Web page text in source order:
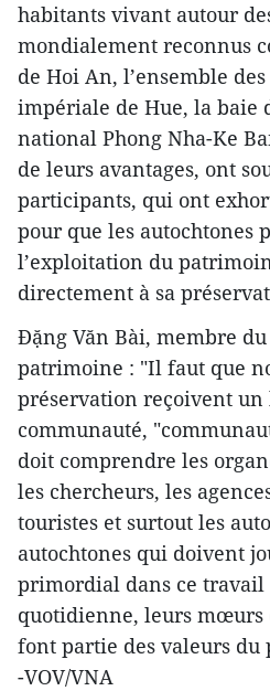
habitants vivant autour
mondialement reconnus
de Hoi An, l’ensemble
impériale de Hue, la baie
national Phong Nha-Ke
de leurs avantages, ont
participants, qui ont
pour que les autochtones
l’exploitation du
directement à sa
Đặng Văn Bài, membre
patrimoine : "Il faut que
préservation reçoivent un
communauté,
doit comprendre les
les chercheurs, les
touristes et surtout les
autochtones qui doivent
primordial dans ce travail
quotidienne, leurs mœurs
font partie des valeurs
-VOV/VNA